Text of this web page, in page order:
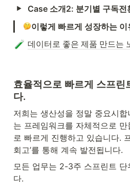
Case 소개2: 분기별 구독전
이렇게 빠르게 성장하는
데이터로 좋은 제품 만드는
효율적으로 빠르게 스프린
다.
저희는 생산성을 정말 중요시
는 프레임워크를 자체적으로
로 빠르게 진행하고 있습니다.
회고’를 통해 계속 발전됩니다.
모든 업무는 2-3주 스프린트
다.